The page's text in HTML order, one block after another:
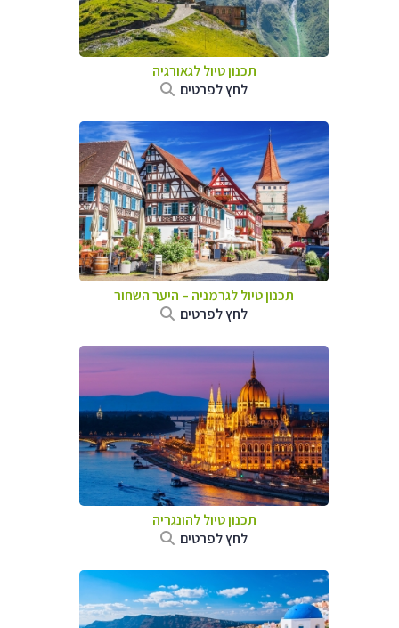
תכנון טיול לגאורגיה
לחץ לפרטים
תכנון טיול לגרמניה – היער השחור
לחץ לפרטים
תכנון טיול להונגריה
לחץ לפרטים